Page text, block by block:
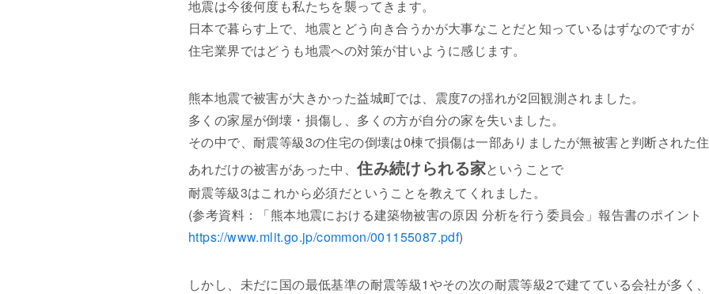
地震は今後何度も私たちを襲ってきます。
日本で暮らす上で、地震とどう向き合うかが大事なことだと知っているはずなのですが
住宅業界ではどうも地震への対策が甘いように感じます。
熊本地震で被害が大きかった益城町では、震度7の揺れが2回観測されました。
多くの家屋が倒壊・損傷し、多くの方が自分の家を失いました。
その中で、耐震等級3の住宅の倒壊は0棟で損傷は一部ありましたが無被害と判断された
あれだけの被害があった中、住み続けられる家ということで
耐震等級3はこれから必須だということを教えてくれました。
(参考資料：「熊本地震における建築物被害の原因 分析を行う委員会」報告書のポイン
https://www.mlit.go.jp/common/001155087.pdf)
しかし、未だに国の最低基準の耐震等級1やその次の耐震等級2で建てている会社が多く、